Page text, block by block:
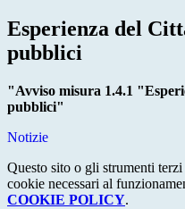
Esperienza del
pubblici
"Avviso misura 1.4.1
pubblici"
Notizie
Questo sito o gli strumenti
cookie necessari al
COOKIE POLICY.